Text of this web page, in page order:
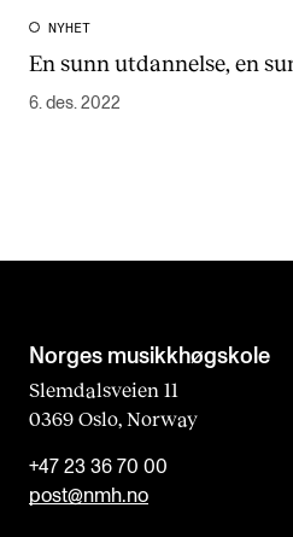
NYHET
En sunn utdannelse, en
6. des. 2022
Norges musikk­høgskole
Slemdalsveien 11
0369 Oslo, Norway
+47 23 36 70 00
post@nmh.no